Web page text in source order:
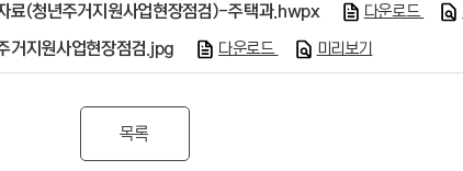
료(청년주거지원사업현장점검)-주택과.hwpx 다운로드
거지원사업현장점검.jpg 다운로드 미리보기
목록